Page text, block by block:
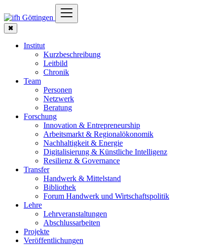
✖
Institut
Kurzbeschreibung
Leitbild
Chronik
Team
Personen
Netzwerk
Beratung
Forschung
Innovation & Entrepreneurship
Arbeitsmarkt & Regionalökonomik
Nachhaltigkeit & Energie
Digitalisierung & Künstliche Intelligenz
Resilienz & Governance
Transfer
Handwerk & Mittelstand
Bibliothek
Forum Handwerk und Wirtschaftspolitik
Lehre
Lehrveranstaltungen
Abschlussarbeiten
Projekte
Veröffentlichungen